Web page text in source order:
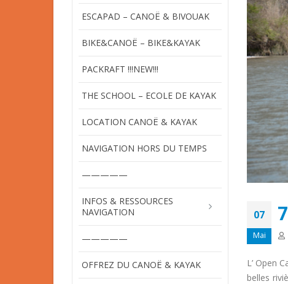
07
Mai
L’ Open
belles
ESCAPAD – CANOË & BIVOUAK
BIKE&CANOË – BIKE&KAYAK
PACKRAFT !!!NEW!!!
THE SCHOOL – ECOLE DE KAYAK
LOCATION CANOË & KAYAK
NAVIGATION HORS DU TEMPS
—————
INFOS & RESSOURCES
NAVIGATION
—————
OFFREZ DU CANOË & KAYAK